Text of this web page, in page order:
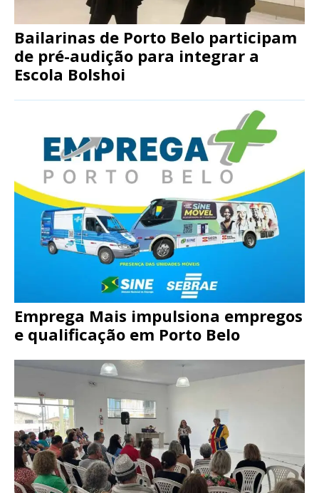
Bailarinas de Porto Belo participam
de pré-audição para integrar a
Escola Bolshoi
Emprega Mais impulsiona empregos
e qualificação em Porto Belo